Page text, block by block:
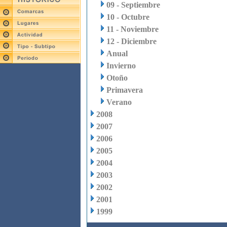
09 - Septiembre
10 - Octubre
11 - Noviembre
12 - Diciembre
Anual
Invierno
Otoño
Primavera
Verano
2008
2007
2006
2005
2004
2003
2002
2001
1999